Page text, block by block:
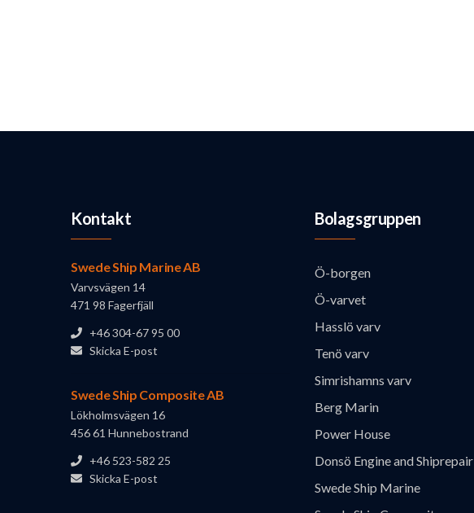
Kontakt
Swede Ship Marine AB
Varvsvägen 14
471 98 Fagerfjäll
+46 304-67 95 00
Skicka E-post
Swede Ship Composite AB
Lökholmsvägen 16
456 61 Hunnebostrand
+46 523-582 25
Skicka E-post
Bolagsgruppen
Ö-borgen
Ö-varvet
Hasslö varv
Tenö varv
Simrishamns varv
Berg Marin
Power House
Donsö Engine and Shiprepair
Swede Ship Marine